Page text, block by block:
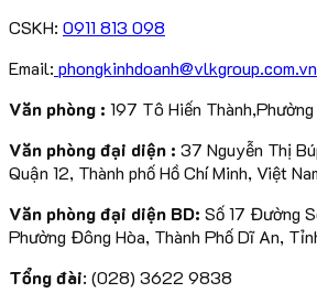
CSKH: 0911 813 098
Email: phongkinhdoanh@vlkgroup.com.vn
Văn phòng : 197 Tô Hiến Thành,Phường
Văn phòng đại diện : 37 Nguyễn Thị
Quận 12, Thành phố Hồ Chí Minh, Việt
Văn phòng đại diện BD: Số 17 Đường
Phường Đông Hòa, Thành Phố Dĩ An,
Tổng đài: (028) 3622 9838